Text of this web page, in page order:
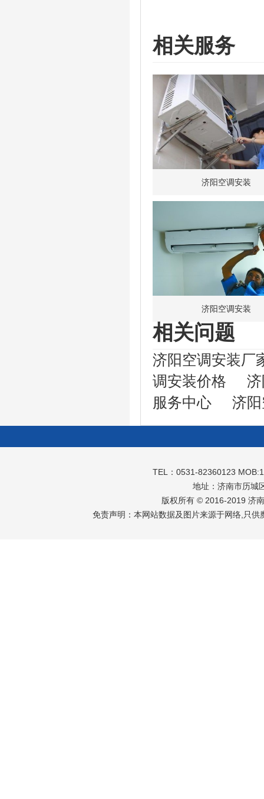
相关服务
济阳空调安装
济阳空调安装
相关问题
济阳空调安装厂
调安装价格
服务中心
济
TEL：0531-82360123
地址：济南市历城
版权所有 © 2016-2019 济
免责声明：本网站数据及图片来源于网络,只